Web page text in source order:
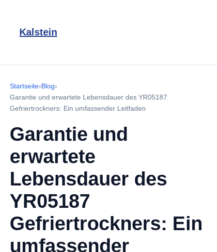
Kalstein
Startseite›Blog›
Garantie und erwartete Lebensdauer des YR05187
Gefriertrockners: Ein umfassender Leitfaden
Garantie und
erwartete
Lebensdauer des
YR05187
Gefriertrockners: Ein
umfassender